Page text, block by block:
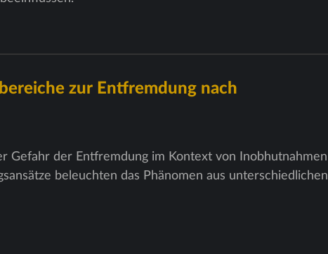
zur Entfremdung nach
Gefahr der Entfremdung im Kontext von Inobhutnahmen
beleuchten das Phänomen aus unterschiedlichen